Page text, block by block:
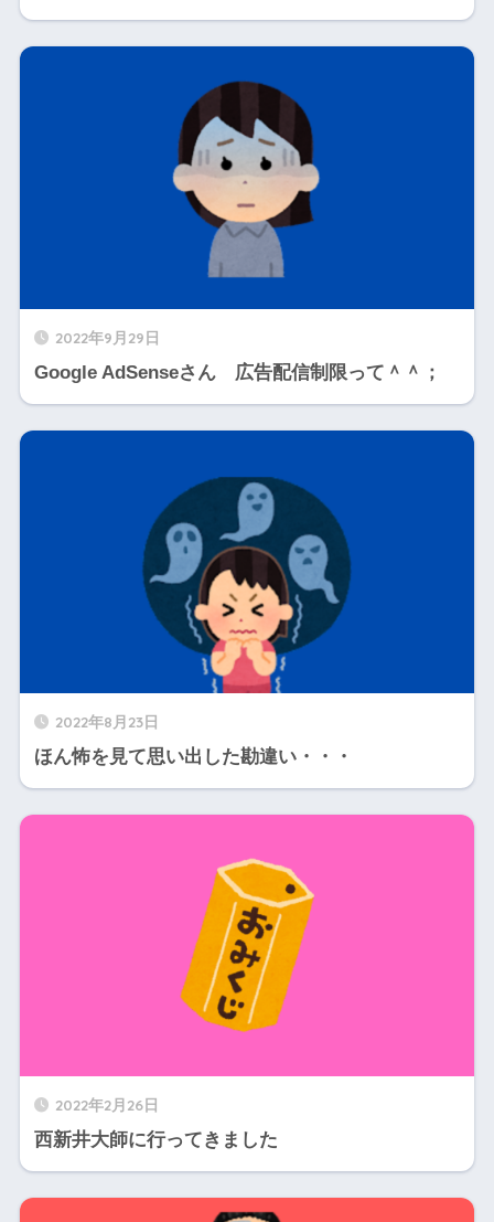
2022年9月29日
Google AdSenseさん 広告配信制限って＾＾；
2022年8月23日
ほん怖を見て思い出した勘違い・・・
2022年2月26日
西新井大師に行ってきました